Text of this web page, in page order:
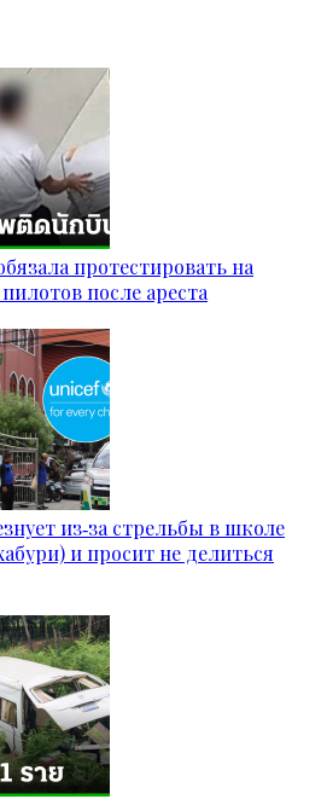
протестировать на
после ареста
из‑за стрельбы в школе
и просит не делиться